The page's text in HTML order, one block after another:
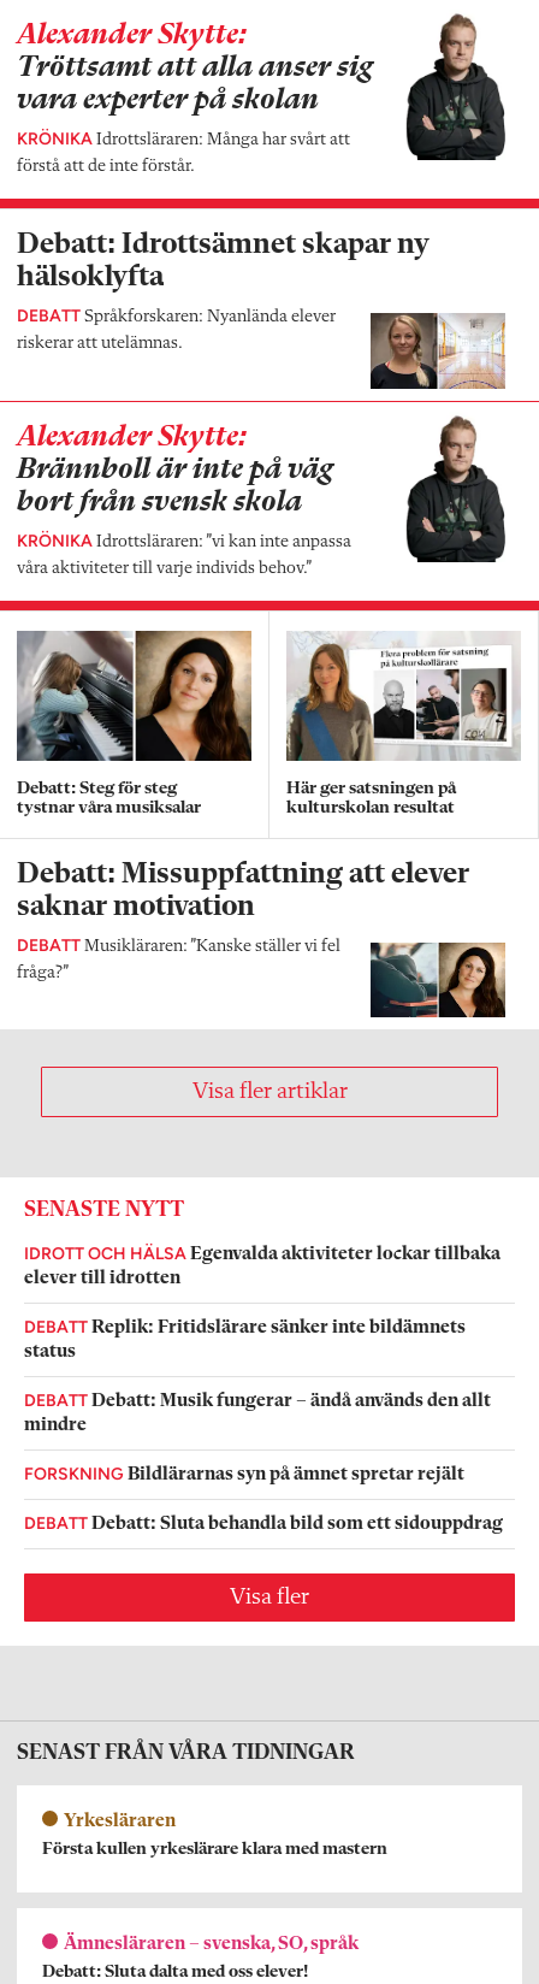
Alexander Skytte:
Tröttsamt att alla anser sig
vara experter på skolan
KRÖNIKA Idrottsläraren: Många har svårt att
förstå att de inte förstår.
Debatt: Idrottsämnet skapar ny
hälsoklyfta
DEBATT Språkforskaren: Nyanlända elever
riskerar att utelämnas.
Alexander Skytte:
Brännboll är inte på väg
bort från svensk skola
KRÖNIKA Idrottsläraren: ”vi kan inte anpassa
våra aktiviteter till varje individs behov.”
Debatt: Steg för steg
tystnar våra musiksalar
Här ger satsningen på
kulturskolan resultat
Debatt: Missuppfattning att elever
saknar motivation
DEBATT Musikläraren: ”Kanske ställer vi fel
fråga?”
Visa fler artiklar
SENASTE NYTT
IDROTT OCH HÄLSAEgenvalda aktiviteter lockar tillbaka
elever till idrotten
DEBATTReplik: Fritidslärare sänker inte bildämnets
status
DEBATTDebatt: Musik fungerar – ändå används den allt
mindre
FORSKNING Bildlärarnas syn på ämnet spretar rejält
DEBATTDebatt: Sluta behandla bild som ett sidouppdrag
Visa fler
SENAST FRÅN VÅRA TIDNINGAR
Yrkesläraren
Första kullen yrkeslärare klara med mastern
Ämnesläraren – svenska, SO, språk
Debatt: Sluta dalta med oss elever!